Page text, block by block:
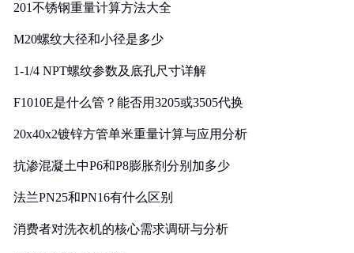
201不锈钢重量计算方法大全
M20螺纹大径和小径是多少
1-1/4 NPT螺纹参数及底孔尺寸详解
F1010E是什么管？能否用3205或3505代换
20x40x2镀锌方管单米重量计算与应用分析
抗渗混凝土中P6和P8膨胀剂分别加多少
法兰PN25和PN16有什么区别
消费者对洗衣机的核心需求调研与分析